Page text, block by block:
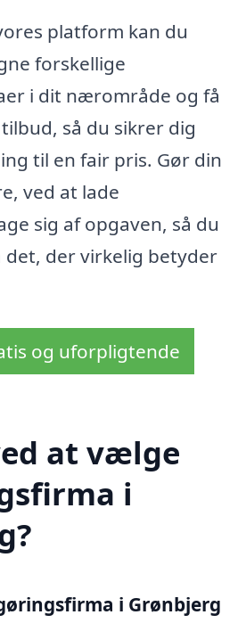
platform kan du
forskellige
i dit nærområde og få
så du sikrer dig
til en fair pris. Gør din
ved at lade
sig af opgaven, så du
det, der virkelig betyder
og uforpligtende
at vælge
i
i Grønbjerg